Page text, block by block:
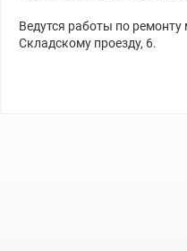
Ведутся работы по
Складскому проезду, 6.